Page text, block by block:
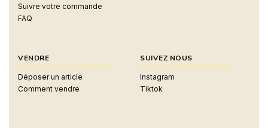
Suivre votre commande
FAQ
VENDRE
Déposer un article
Comment vendre
SUIVEZ NOUS
Instagram
Tiktok